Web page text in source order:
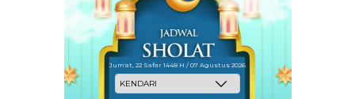
Jum'at, 22 Safar 1448 H / 07 Agustus 2026